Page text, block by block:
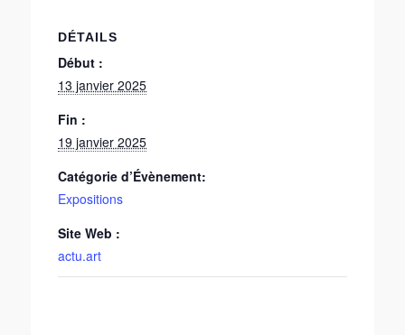
DÉTAILS
Début :
13 janvier 2025
Fin :
19 janvier 2025
Catégorie d’Évènement:
Expositions
Site Web :
actu.art